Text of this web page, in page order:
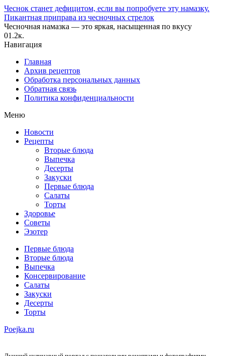
Чеснок станет дефицитом, если вы попробуете эту намазку.
Пикантная приправа из чесночных стрелок
Чесночная намазка — это яркая, насыщенная по вкусу
01.2к.
Навигация
Главная
Архив рецептов
Обработка персональных данных
Обратная связь
Политика конфиденциальности
Меню
Новости
Рецепты
Вторые блюда
Выпечка
Десерты
Закуски
Первые блюда
Салаты
Торты
Здоровье
Советы
Эзотер
Первые блюда
Вторые блюда
Выпечка
Консервирование
Салаты
Закуски
Десерты
Торты
Poejka.ru